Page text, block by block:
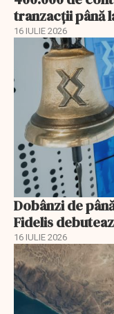
tranzacții până
16 IULIE 2026
Dobânzi de
Fidelis
16 IULIE 2026